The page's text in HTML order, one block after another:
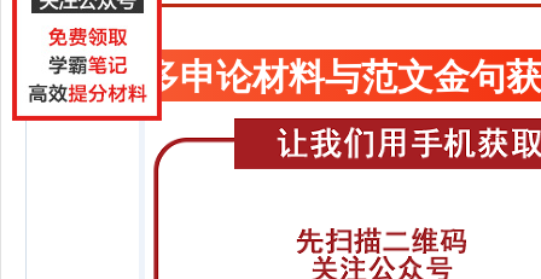
更多申论材料与范文金句